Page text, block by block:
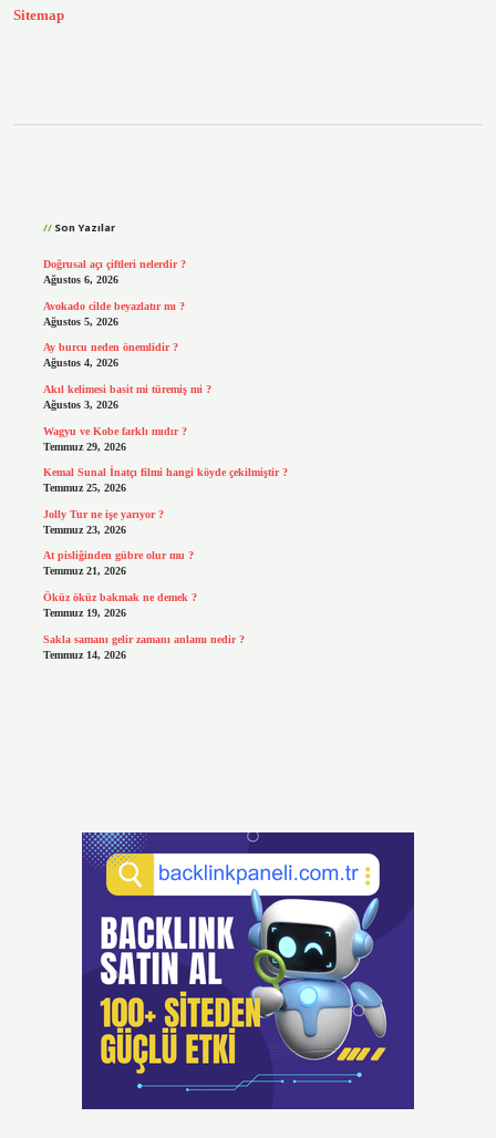
Sitemap
Son Yazılar
Doğrusal açı çiftleri nelerdir ?
Ağustos 6, 2026
Avokado cilde beyazlatır mı ?
Ağustos 5, 2026
Ay burcu neden önemlidir ?
Ağustos 4, 2026
Akıl kelimesi basit mi türemiş mi ?
Ağustos 3, 2026
Wagyu ve Kobe farklı mıdır ?
Temmuz 29, 2026
Kemal Sunal İnatçı filmi hangi köyde çekilmiştir ?
Temmuz 25, 2026
Jolly Tur ne işe yarıyor ?
Temmuz 23, 2026
At pisliğinden gübre olur mu ?
Temmuz 21, 2026
Öküz öküz bakmak ne demek ?
Temmuz 19, 2026
Sakla samanı gelir zamanı anlamı nedir ?
Temmuz 14, 2026